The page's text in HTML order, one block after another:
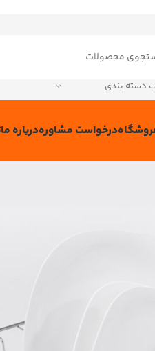
دسته بندی
درخواست مشاورهدرباره ما